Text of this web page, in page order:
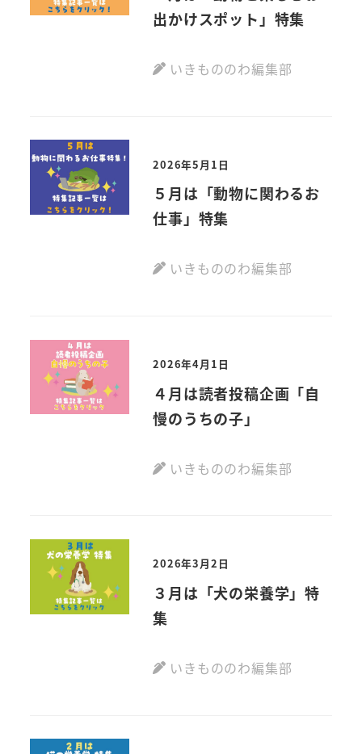
出かけスポット」特集
いきもののわ編集部
2026年5月1日
５月は「動物に関わるお
仕事」特集
いきもののわ編集部
2026年4月1日
４月は読者投稿企画「自
慢のうちの子」
いきもののわ編集部
2026年3月2日
３月は「犬の栄養学」特
集
いきもののわ編集部